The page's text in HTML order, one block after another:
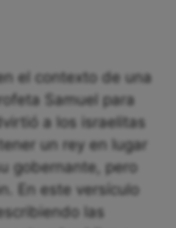
el contexto de una
Samuel para
a los israelitas
un rey en lugar
gobernante, pero
En este versículo
las